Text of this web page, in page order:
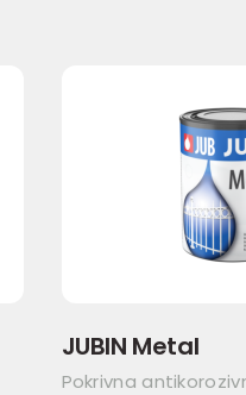
JUBIN Metal
Pokrivna